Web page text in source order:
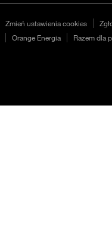
Zmień ustawienia cookies
Orange Energia Razem dla